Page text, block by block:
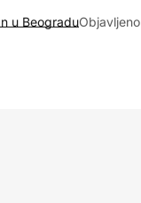
u BeograduObjavljeno